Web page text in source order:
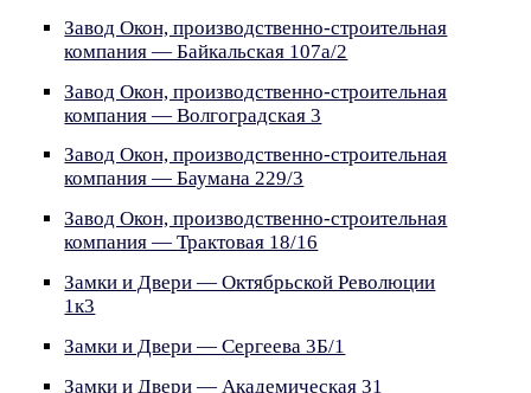
Завод Окон, производственно-строительная
компания — Байкальская 107а/2
Завод Окон, производственно-строительная
компания — Волгоградская 3
Завод Окон, производственно-строительная
компания — Баумана 229/3
Завод Окон, производственно-строительная
компания — Трактовая 18/16
Замки и Двери — Октябрьской Революции
1к3
Замки и Двери — Сергеева 3Б/1
Замки и Двери — Академическая 31